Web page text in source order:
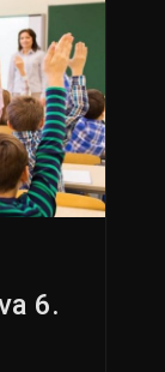
6.